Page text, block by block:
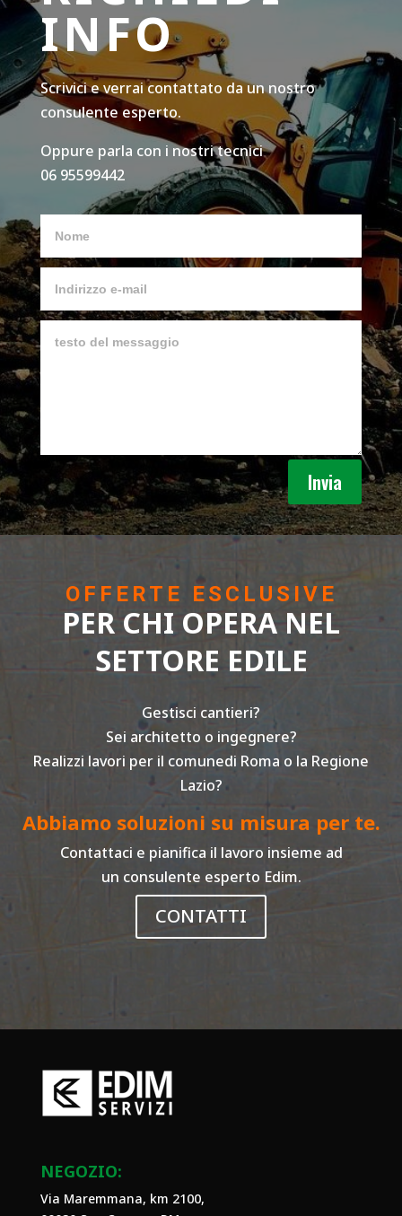
INFO
Scrivici e verrai contattato da un nostro
consulente esperto.
Oppure parla con i nostri tecnici
06 95599442
Invia
OFFERTE ESCLUSIVE
PER CHI OPERA NEL
SETTORE EDILE
Gestisci cantieri?
Sei architetto o ingegnere?
Realizzi lavori per il comunedi Roma o la Regione
Lazio?
Abbiamo soluzioni su misura per te.
Contattaci e pianifica il lavoro insieme ad
un consulente esperto Edim.
CONTATTI
NEGOZIO:
Via Maremmana, km 2100,